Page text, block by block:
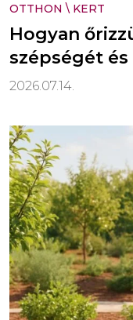
OTTHON \ KERT
Hogyan
szépségét és
2026.07.14.